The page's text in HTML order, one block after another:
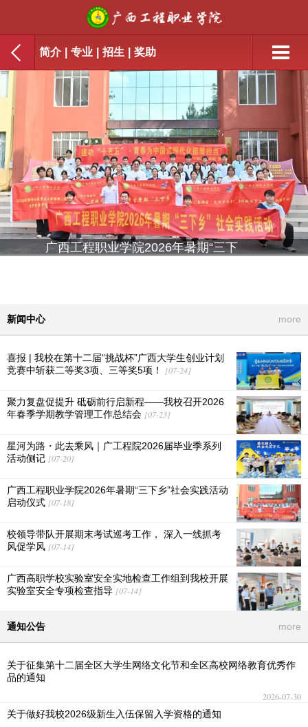
简介 专业 招生 奖助
广西工程职业学院2026年暑期“三下
新闻中心 more
喜报 | 我校在第十二届“挑战杯”广西大学生创业计划
竞赛中斩获二等奖3项、三等奖5项！ [07-24]
聚力复盘促提升 砥砺前行启新程——我校召开2026
年春季学期教学管理工作总结会 [07-23]
星河为路・此去乘风｜广工程院2026届毕业季系列
活动侧记 [07-20]
广西工程职业学院2026年暑期“三下乡”社会实践活动
启动仪式 [07-18]
校领导带队开展期末考试巡考工作， 深入一线抓考
风促学风 [07-14]
广西高职学校实验室安全实地检查工作组到我校开展
实验室安全专项检查指导 [07-14]
通知公告 more
关于征集第十二届全区大学生网络文化节和全区高校网络教育优秀作
品的通知
2026-07-30
关于做好我校2026级新生入伍保留入学资格的通知